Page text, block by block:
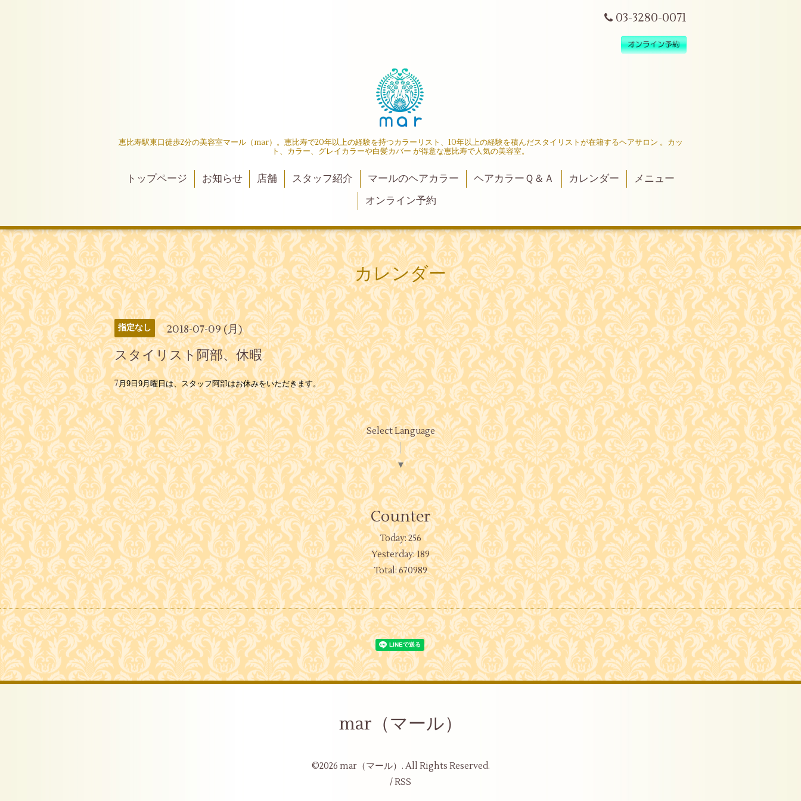
03-3280-0071
恵比寿駅東口徒歩2分の美容室マール（mar）。恵比寿で20年以上の経験を持つカラーリスト、10年以上の経験を積んだスタイリストが在籍するヘアサロン 。カッ
ト、カラー、グレイカラーや白髪カバー が得意な恵比寿で人気の美容室。
トップページ お知らせ 店舗 スタッフ紹介 マールのヘアカラー ヘアカラーＱ＆Ａ カレンダー
メニュー
オンライン予約
カレンダー
指定なし 2018-07-09 (月)
スタイリスト阿部、休暇
7月9日9月曜日は、スタッフ阿部はお休みをいただきます。
Select Language
▼
Counter
Today:256
Yesterday:189
Total:670989
mar（マール）
©2026 mar（マール） . All Rights Reserved.
/RSS